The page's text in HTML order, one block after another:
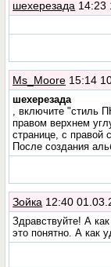
шехерезада 14:23
Ms_Moore 15:14
шехерезада
, включите "стиль
правом верхнем
странице, с правой
После создания
Зойка 12:40
Здравствуйте! А
это понятно. А как